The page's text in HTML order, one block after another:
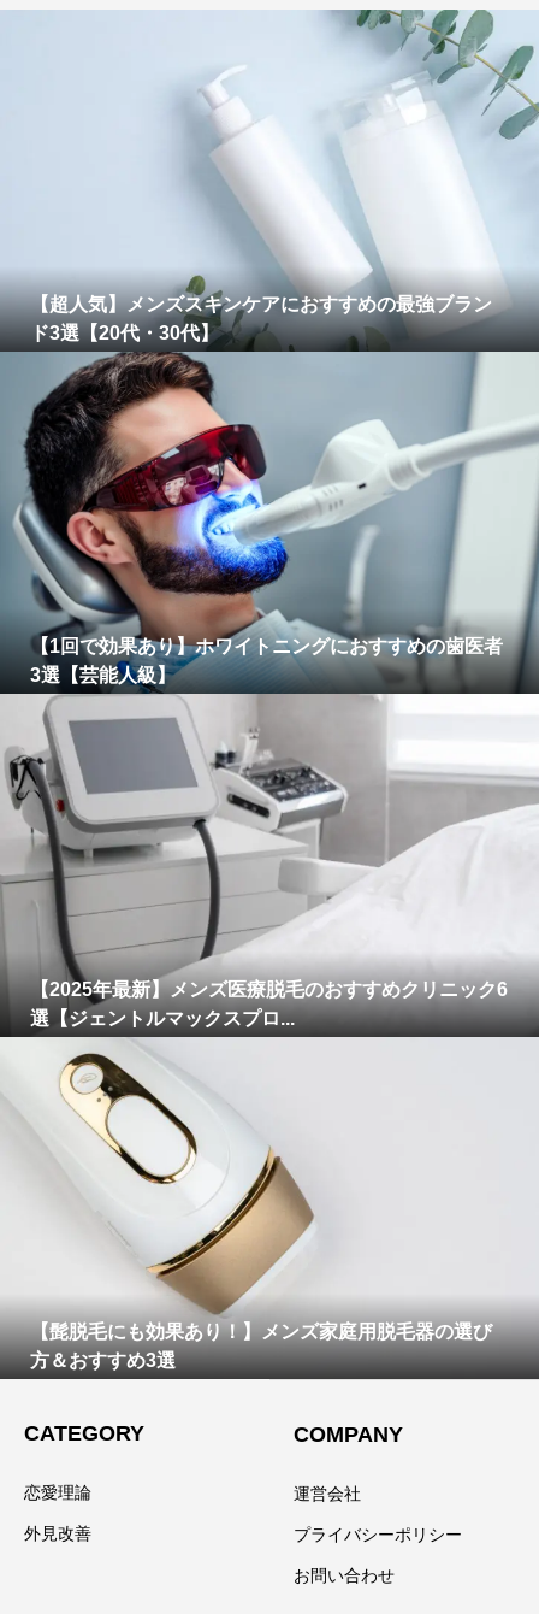
【超人気】メンズスキンケアにおすすめの最強ブラン
ド3選【20代・30代】
【1回で効果あり】ホワイトニングにおすすめの歯医者
3選【芸能人級】
【2025年最新】メンズ医療脱毛のおすすめクリニック6
選【ジェントルマックスプロ...
【髭脱毛にも効果あり！】メンズ家庭用脱毛器の選び
方＆おすすめ3選
CATEGORY
恋愛理論
外見改善
COMPANY
運営会社
プライバシーポリシー
お問い合わせ